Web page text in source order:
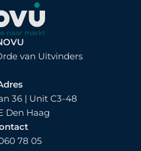
van Uitvinders
36 | Unit C3-48
Den Haag
78 05